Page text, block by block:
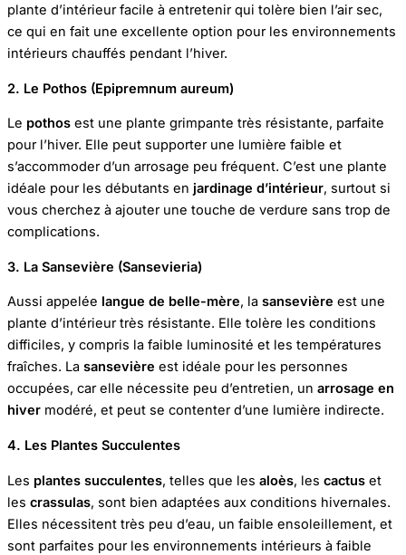
plante d’intérieur facile à entretenir qui tolère bien l’air sec,
ce qui en fait une excellente option pour les environnements
intérieurs chauffés pendant l’hiver.
2. Le Pothos (Epipremnum aureum)
Le pothos est une plante grimpante très résistante, parfaite
pour l’hiver. Elle peut supporter une lumière faible et
s’accommoder d’un arrosage peu fréquent. C’est une plante
idéale pour les débutants en jardinage d’intérieur, surtout si
vous cherchez à ajouter une touche de verdure sans trop de
complications.
3. La Sansevière (Sansevieria)
Aussi appelée langue de belle-mère, la sansevière est une
plante d’intérieur très résistante. Elle tolère les conditions
difficiles, y compris la faible luminosité et les températures
fraîches. La sansevière est idéale pour les personnes
occupées, car elle nécessite peu d’entretien, un arrosage en
hiver modéré, et peut se contenter d’une lumière indirecte.
4. Les Plantes Succulentes
Les plantes succulentes, telles que les aloès, les cactus et
les crassulas, sont bien adaptées aux conditions hivernales.
Elles nécessitent très peu d’eau, un faible ensoleillement, et
sont parfaites pour les environnements intérieurs à faible